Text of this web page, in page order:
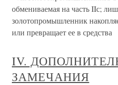
обмениваемая на часть IIс;
золотопромышленник
или превращает ее в средства
IV.
ЗАМЕЧАНИЯ